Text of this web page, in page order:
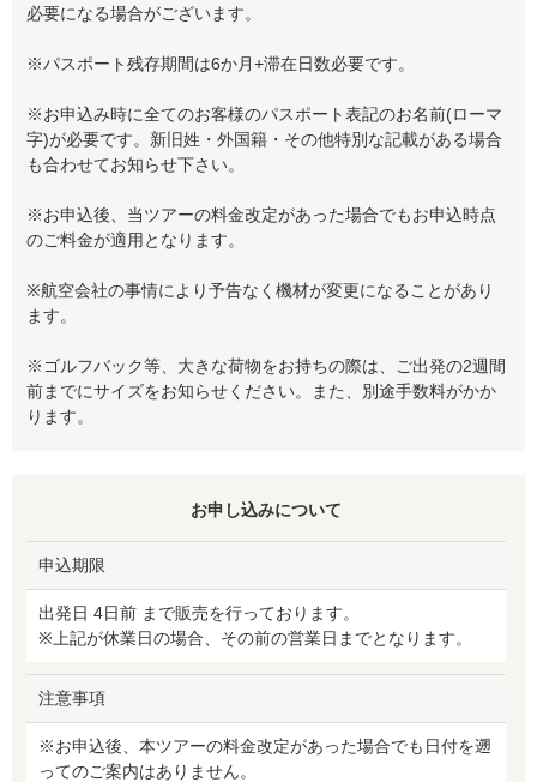
必要になる場合がございます。
※パスポート残存期間は6か月+滞在日数必要です。
※お申込み時に全てのお客様のパスポート表記のお名前(ローマ
字)が必要です。新旧姓・外国籍・その他特別な記載がある場合
も合わせてお知らせ下さい。
※お申込後、当ツアーの料金改定があった場合でもお申込時点
のご料金が適用となります。
※航空会社の事情により予告なく機材が変更になることがあり
ます。
※ゴルフバック等、大きな荷物をお持ちの際は、ご出発の2週間
前までにサイズをお知らせください。また、別途手数料がかか
ります。
お申し込みについて
申込期限
出発日 4日前 まで販売を行っております。
※上記が休業日の場合、その前の営業日までとなります。
注意事項
※お申込後、本ツアーの料金改定があった場合でも日付を遡
ってのご案内はありません。